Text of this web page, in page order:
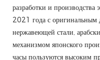
разработки и производства
2021 года с оригинальным
нержавеющей стали,
механизмом японского
часы пользуются высоким